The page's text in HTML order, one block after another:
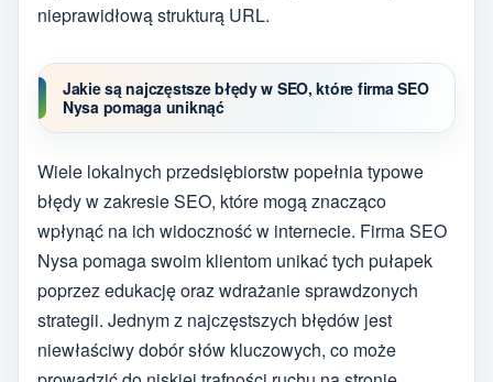
nieprawidłową strukturą URL.
Jakie są najczęstsze błędy w SEO, które firma SEO
Nysa pomaga uniknąć
Wiele lokalnych przedsiębiorstw popełnia typowe
błędy w zakresie SEO, które mogą znacząco
wpłynąć na ich widoczność w internecie. Firma SEO
Nysa pomaga swoim klientom unikać tych pułapek
poprzez edukację oraz wdrażanie sprawdzonych
strategii. Jednym z najczęstszych błędów jest
niewłaściwy dobór słów kluczowych, co może